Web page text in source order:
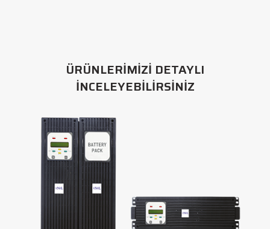
ÜRÜNLERİMİZİ DETAYLI
İNCELEYEBİLİRSİNİZ